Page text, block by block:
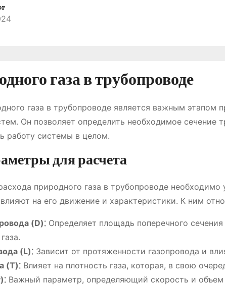
газа в трубопроводе
газа в трубопроводе является важным этапом
Он позволяет определить необходимое сечение
работу системы в целом.
для расчета
природного газа в трубопроводе
на его движение и характеристики. К ним
(D)⁚ Определяет площадь поперечного
(L)⁚ Зависит от протяженности газопровода и
(T)⁚ Влияет на плотность газа, которая, в свою
Важный параметр, определяющий скорость и объем